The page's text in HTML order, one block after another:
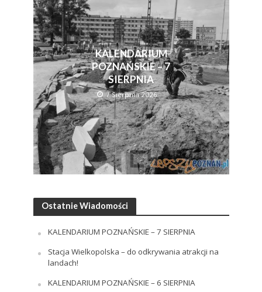
KALENDARIUM
POZNAŃSKIE – 7
SIERPNIA
7 Sierpnia 2026
Ostatnie Wiadomości
KALENDARIUM POZNAŃSKIE – 7 SIERPNIA
Stacja Wielkopolska – do odkrywania atrakcji na
landach!
KALENDARIUM POZNAŃSKIE – 6 SIERPNIA